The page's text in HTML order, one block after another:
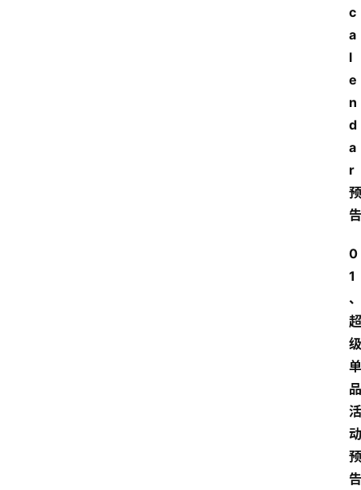
c
a
l
e
n
d
a
r
预
告
0
1
、
超
级
单
品
活
动
预
告